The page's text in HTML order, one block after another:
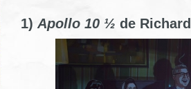
1) Apollo 10 ½ de